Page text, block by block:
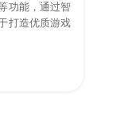
功能，通过智
打造优质游戏